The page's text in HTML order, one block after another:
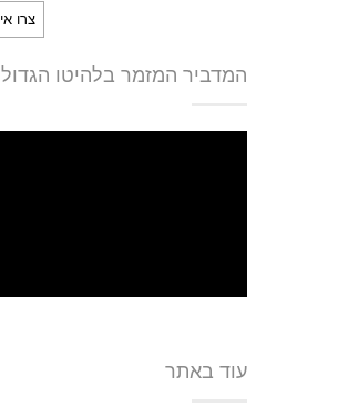
המדביר המזמר בלהיטו הגדול
עוד באתר